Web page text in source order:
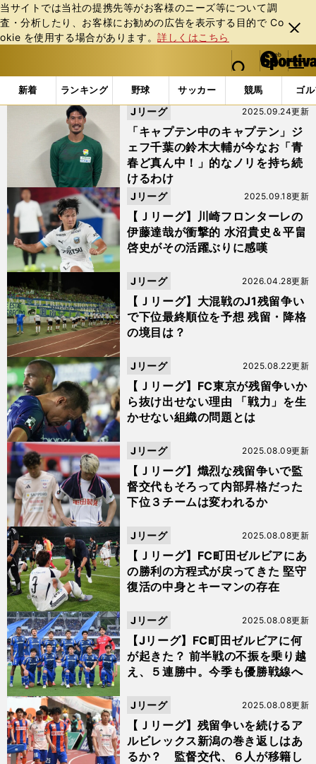
当サイトでは当社の提携先等がお客様のニーズ等について調
査・分析したり、お客様にお勧めの広告を表⽰する⽬的で Co
okie を使⽤する場合があります。詳しくはこちら
閉じ
る
web Sportiva (webスポルティーバ)
検索
マイペ
ー
ジ
メニュ
新着 ランキング 野球 サッカー 競馬 ゴ
b
ス
バ
「アルビレックス」の検索結果 (2ページ目)
「キャプテン中のキャプテン」ジ
ェフ千葉の鈴木大輔が今なお「青
春ど真ん中！」的なノリを持ち続
けるわけ
2025.09.24更新
Jリーグ
【Ｊリーグ】川崎フロンターレの
伊藤達哉が衝撃的 水沼貴史＆平畠
啓史がその活躍ぶりに感嘆
2025.09.18更新
Jリーグ
【Ｊリーグ】大混戦のJ1残留争い
で下位最終順位を予想 残留・降格
の境目は？
2026.04.28更新
Jリーグ
【Ｊリーグ】FC東京が残留争いか
ら抜け出せない理由 「戦力」を生
かせない組織の問題とは
2025.08.22更新
Jリーグ
【Ｊリーグ】熾烈な残留争いで監
督交代もそろって内部昇格だった
下位３チームは変われるか
2025.08.09更新
Jリーグ
【Ｊリーグ】FC町田ゼルビアにあ
の勝利の方程式が戻ってきた 堅守
復活の中身とキーマンの存在
2025.08.08更新
Jリーグ
【Jリーグ】FC町田ゼルビアに何
が起きた？ 前半戦の不振を乗り越
え、５連勝中。今季も優勝戦線へ
2025.08.08更新
Jリーグ
【Ｊリーグ】残留争いを続けるア
ルビレックス新潟の巻き返しはあ
るか？ 監督交代、６人が移籍し
2025.08.08更新
Jリーグ